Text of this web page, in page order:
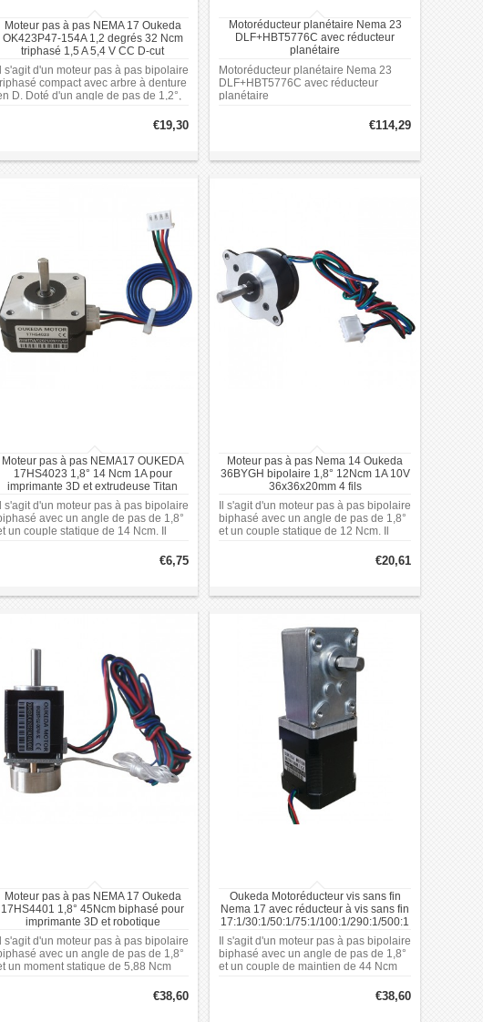
Moteur pas à pas NEMA 17 Oukeda
OK423P47-154A 1,2 degrés 32 Ncm
triphasé 1,5 A 5,4 V CC D-cut
Il s'agit d'un moteur pas à pas bipolaire
compact avec arbre à denture
D. Doté d'un angle de pas de 1,2°,
d'un courant nominal de 1,5 A, il est
que la robotique et les systèmes
€19,30
Motoréducteur planétaire Nema 23
DLF+HBT5776C avec réducteur
planétaire
4:1/5:1/10:1/20:1/25:1/40:1/50:1/100:1
Motoréducteur planétaire Nema 23
DLF+HBT5776C avec réducteur
planétaire
€114,29
Moteur pas à pas NEMA17 OUKEDA
17HS4023 1,8° 14 Ncm 1A pour
imprimante 3D et extrudeuse Titan
Il s'agit d'un moteur pas à pas bipolaire
avec un angle de pas de 1,8°
un couple statique de 14 Ncm. Il
fonctionne sur une plage de tension
de 12 à 36 V. Il est doté d'un châssis
€6,75
Moteur pas à pas Nema 14 Oukeda
36BYGH bipolaire 1,8° 12Ncm 1A 10V
36x36x20mm 4 fils
Il s'agit d'un moteur pas à pas bipolaire
biphasé avec un angle de pas de 1,8°
et un couple statique de 12 Ncm. Il
fonctionne sur une plage de tension
de 12 à 24 V. Il est doté d'un châssis
de 5 mm de diamètre et d'une
€20,61
Moteur pas à pas NEMA 17 Oukeda
17HS4401 1,8° 45Ncm biphasé pour
imprimante 3D et robotique
Il s'agit d'un moteur pas à pas bipolaire
avec un angle de pas de 1,8°
un moment statique de 5,88 Ncm
courant nominal de 0,67 A par phase
et une tension de phase de 3,75 V. Le
€38,60
Oukeda Motoréducteur vis sans fin
Nema 17 avec réducteur à vis sans fin
17:1/30:1/50:1/75:1/100:1/290:1/500:1
Il s'agit d'un moteur pas à pas bipolaire
biphasé avec un angle de pas de 1,8°
et un couple de maintien de 44 Ncm
fonctionne avec un courant nominal de
€38,60